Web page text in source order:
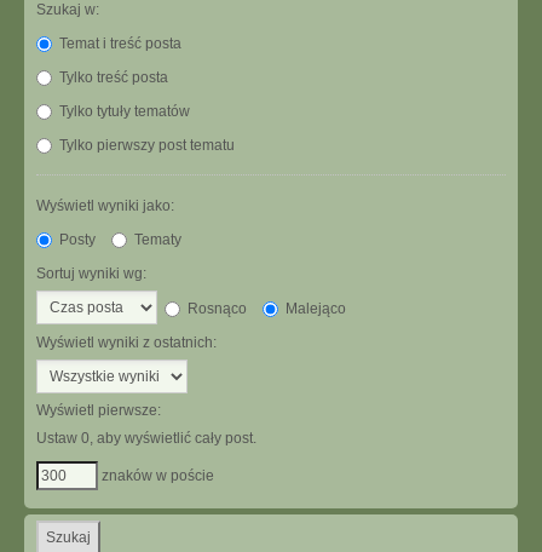
Szukaj w:
Temat i treść posta
Tylko treść posta
Tylko tytuły tematów
Tylko pierwszy post tematu
Wyświetl wyniki jako:
Posty
Tematy
Sortuj wyniki wg:
Rosnąco
Malejąco
Wyświetl wyniki z ostatnich:
Wyświetl pierwsze:
Ustaw 0, aby wyświetlić cały post.
znaków w poście